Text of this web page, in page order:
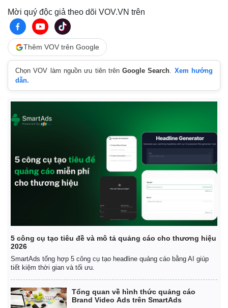
Kinh tế
Thị trường
Tiêu dùng
Tỷ giá
Chứng khoán
Giá cà phê
Mời quý độc giả theo dõi VOV.VN trên
Thêm VOV trên Google
Chọn VOV làm nguồn ưu tiên trênGoogle Search. Xem hướng
dẫn.
5 công cụ tạo tiêu đề và mô tả quảng cáo cho thương hiệu
2026
SmartAds tổng hợp 5 công cụ tạo headline quảng cáo bằng AI giúp
tiết kiệm thời gian và tối ưu.
Tổng quan về hình thức quảng cáo
Brand Video Ads trên SmartAds